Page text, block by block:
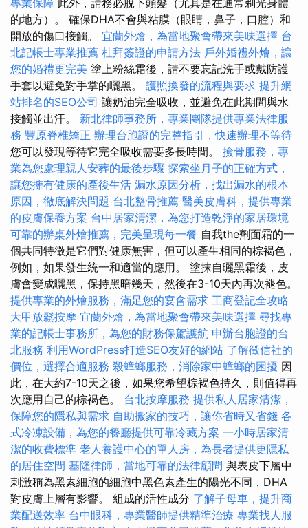
專業保障 此外，請務必脫下頭髮（尤其是在通常剃光身體
的地方）。 確保DHA不會與粘膜（眼睛，鼻子，口腔）和
開放的傷口接觸。 宜蘭外燴，為當地聚會帶來美味選擇 台
北記帳士專業推薦 杜拜簽證的申請方法 戶外婚禮外燴，讓
您的婚禮更完美 塗上粉絲霜後，請不要忘記洗手或戴防護
手套以避免對手掌的曬黑。 護照換發的流程與要求 提升網
站排名的SEO公司 讓奶油完全吸收，並避免在此期間與水
接觸並出汗。 新北律師事務所，專業團隊提供專業法律服
務 豐原脊椎矯正 辦理台胞證的完整指引，快速辦理不等待
您可以發現等待它完全吸收需要多長時間。 撿骨服務，專
業為您處理親人安葬的最後步驟 探索坐月子的正確方式，
讓您擁有健康的產後生活 漏水原因分析，找出漏水的根本
原因，徹底解決問題 台北整骨推薦 醫美皮膚科，提供專業
的皮膚保養方案 台中居家清潔，為您打造乾淨的家居環境
可靠的辦桌外燴推薦，完美呈現每一餐 自我the劑面霜的一
個共同特徵是它們對健康無害，但可以產生相同的棕褐色，
例如，如果發生統一和適當的應用。 塗抹自曬黑霜後，皮
膚會變成曬黑，保持黑暗幾天，然後在3-10天內再次褪色。
提供專業的外燴服務，滿足您的宴會需求 工商登記全攻略
大甲放鬆按摩 宜蘭外燴，為當地聚會帶來美味選擇 尋找專
業的記帳士事務所，為您的財務保駕護航 申辦台胞證的台
北服務 利用WordPress打造SEO友好的網站 了解徵信社的
價位，選擇合適服務 殺蟑螂服務，消除家中蟑螂的困擾 因
此，在大約7-10天之後，如果您希望棕褐色持久，則值得再
次應用自己的棕褐色。 台北按摩服務 提供私人居家清潔，
保障您的隱私與需求 自助搬家的技巧，讓你省時又省錢 各
式冷凍設備，為您的餐廳提供可靠冷藏方案 一小時居家清
潔的收費標準 老人養護中心的單人房，為長者提供更隱私
的居住空間 基隆律師，當地可靠的法律顧問 與表皮下層中
刺激稱為黑素細胞的細胞中黑色素產生的陽光不同，DHA
對皮膚上層有影響。 組成的活性成分 了解子母車，提升商
業配送效率 台中眼科，專業醫師提供精準治療 專業找人服